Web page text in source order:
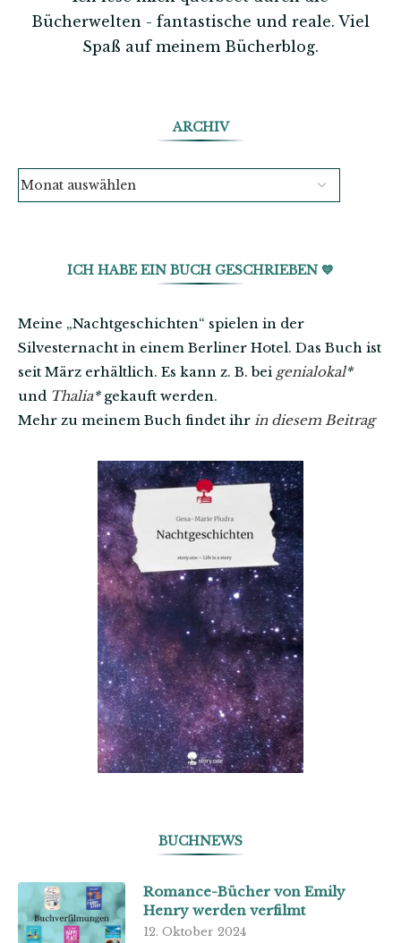
Bücherwelten - fantastische und reale. Viel
Spaß auf meinem Bücherblog.
ARCHIV
ICH HABE EIN BUCH GESCHRIEBEN 💙
Meine „Nachtgeschichten“ spielen in der
Silvesternacht in einem Berliner Hotel. Das Buch ist
seit März erhältlich. Es kann z. B. bei genialokal*
und Thalia*gekauft werden.
Mehr zu meinem Buch findet ihr in diesem Beitrag
BUCHNEWS
Romance-Bücher von Emily
Henry werden verfilmt
12. Oktober 2024